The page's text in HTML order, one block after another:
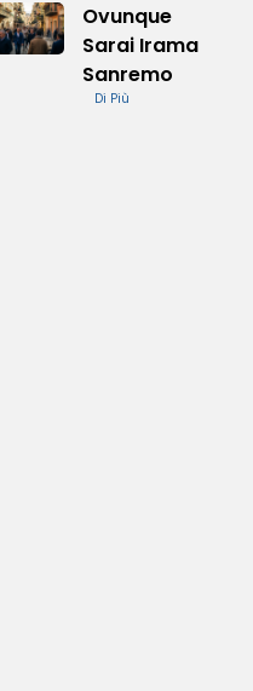
Ovunque
Sarai Irama
Sanremo
Di Più